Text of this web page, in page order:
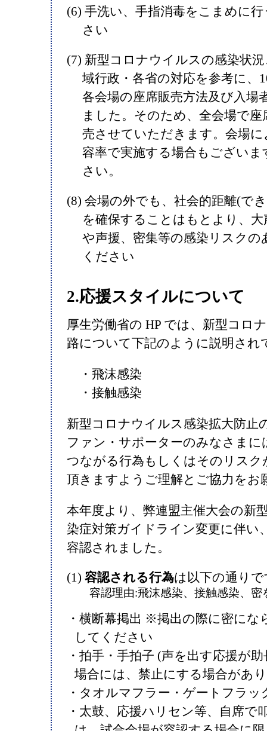
(6) 手洗い、手指消毒をこまめに
さい
(7) 新型コロナウイルスの感染状
域行政・各省の対応を参考に、
各会場の座席販売方法及び入場
ました。そのため、全会場で
売させていただきます。会場
容率で実施する場合もござい
さい。
(8) 会場の外でも、社会的距離(で
を確保することはもとより、
や声援、密集等の感染リスクの
ください
2.応援スタイルについて
厚生労働省の HP では、新型コロ
路について下記のように説明され
・飛沫感染
・接触感染
新型コロナウイルス感染拡大防止
ファン・サポーターのみなさまに
つながる行為もしくはそのリスク
頂きますようご理解とご協力をお
本年度より、弊連盟主催大会の新
染症対策ガイドライン変更に伴い
容認されました。
(1) 容認される行為は以下の通りで
容認理由:飛沫感染、接触感染、密
・横断幕掲出 ※掲出の際に密にな
してください
・拍手・手拍子 (声を出す応援が
場合には、禁止にする場合があ
・タオルマフラー・ゲートフラ
・太鼓、応援ハリセン等、自席で